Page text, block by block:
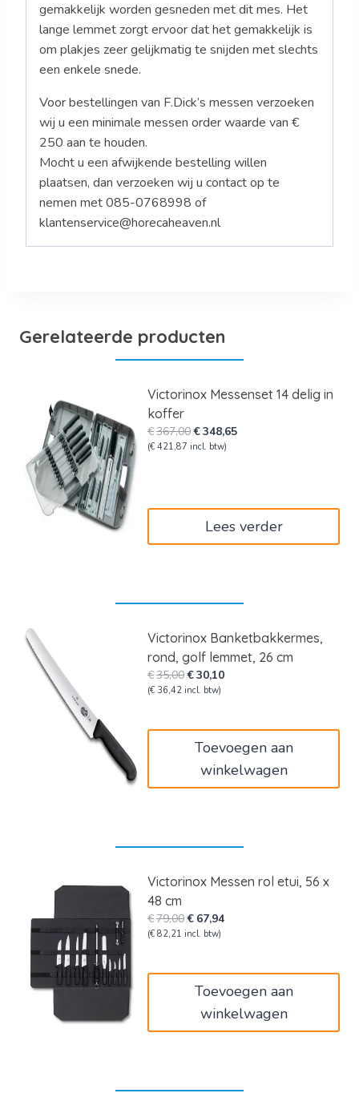
gemakkelijk worden gesneden met dit mes. Het
lange lemmet zorgt ervoor dat het gemakkelijk is
om plakjes zeer gelijkmatig te snijden met slechts
een enkele snede.
Voor bestellingen van F.Dick’s messen verzoeken
wij u een minimale messen order waarde van €
250 aan te houden.
Mocht u een afwijkende bestelling willen
plaatsen, dan verzoeken wij u contact op te
nemen met 085-0768998 of
klantenservice@horecaheaven.nl
Gerelateerde producten
Victorinox Messenset 14 delig in
koffer
€367,00Oorspronkelijke
prijs
€348,65Huidige
(€ 421,87 incl. btw)
Lees verder
Victorinox Banketbakkermes,
rond, golf lemmet, 26 cm
€35,00Oorspronkelijke
prijs
€30,10Huidige
(€ 36,42 incl. btw)
Toevoegen aan
winkelwagen
Victorinox Messen rol etui, 56 x
48 cm
€79,00Oorspronkelijke
prijs
€ 67,94Huidige
(€ 82,21 incl. btw)
Toevoegen aan
winkelwagen